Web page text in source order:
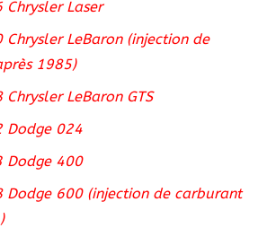
Laser
LeBaron (injection de
1985)
LeBaron GTS
Dodge 024
Dodge 400
600 (injection de carburant